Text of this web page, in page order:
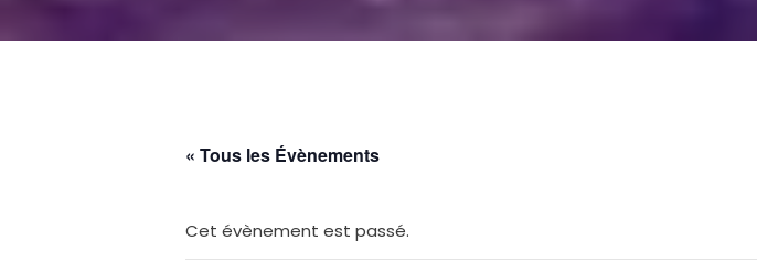
« Tous les Évènements
Cet évènement est passé.